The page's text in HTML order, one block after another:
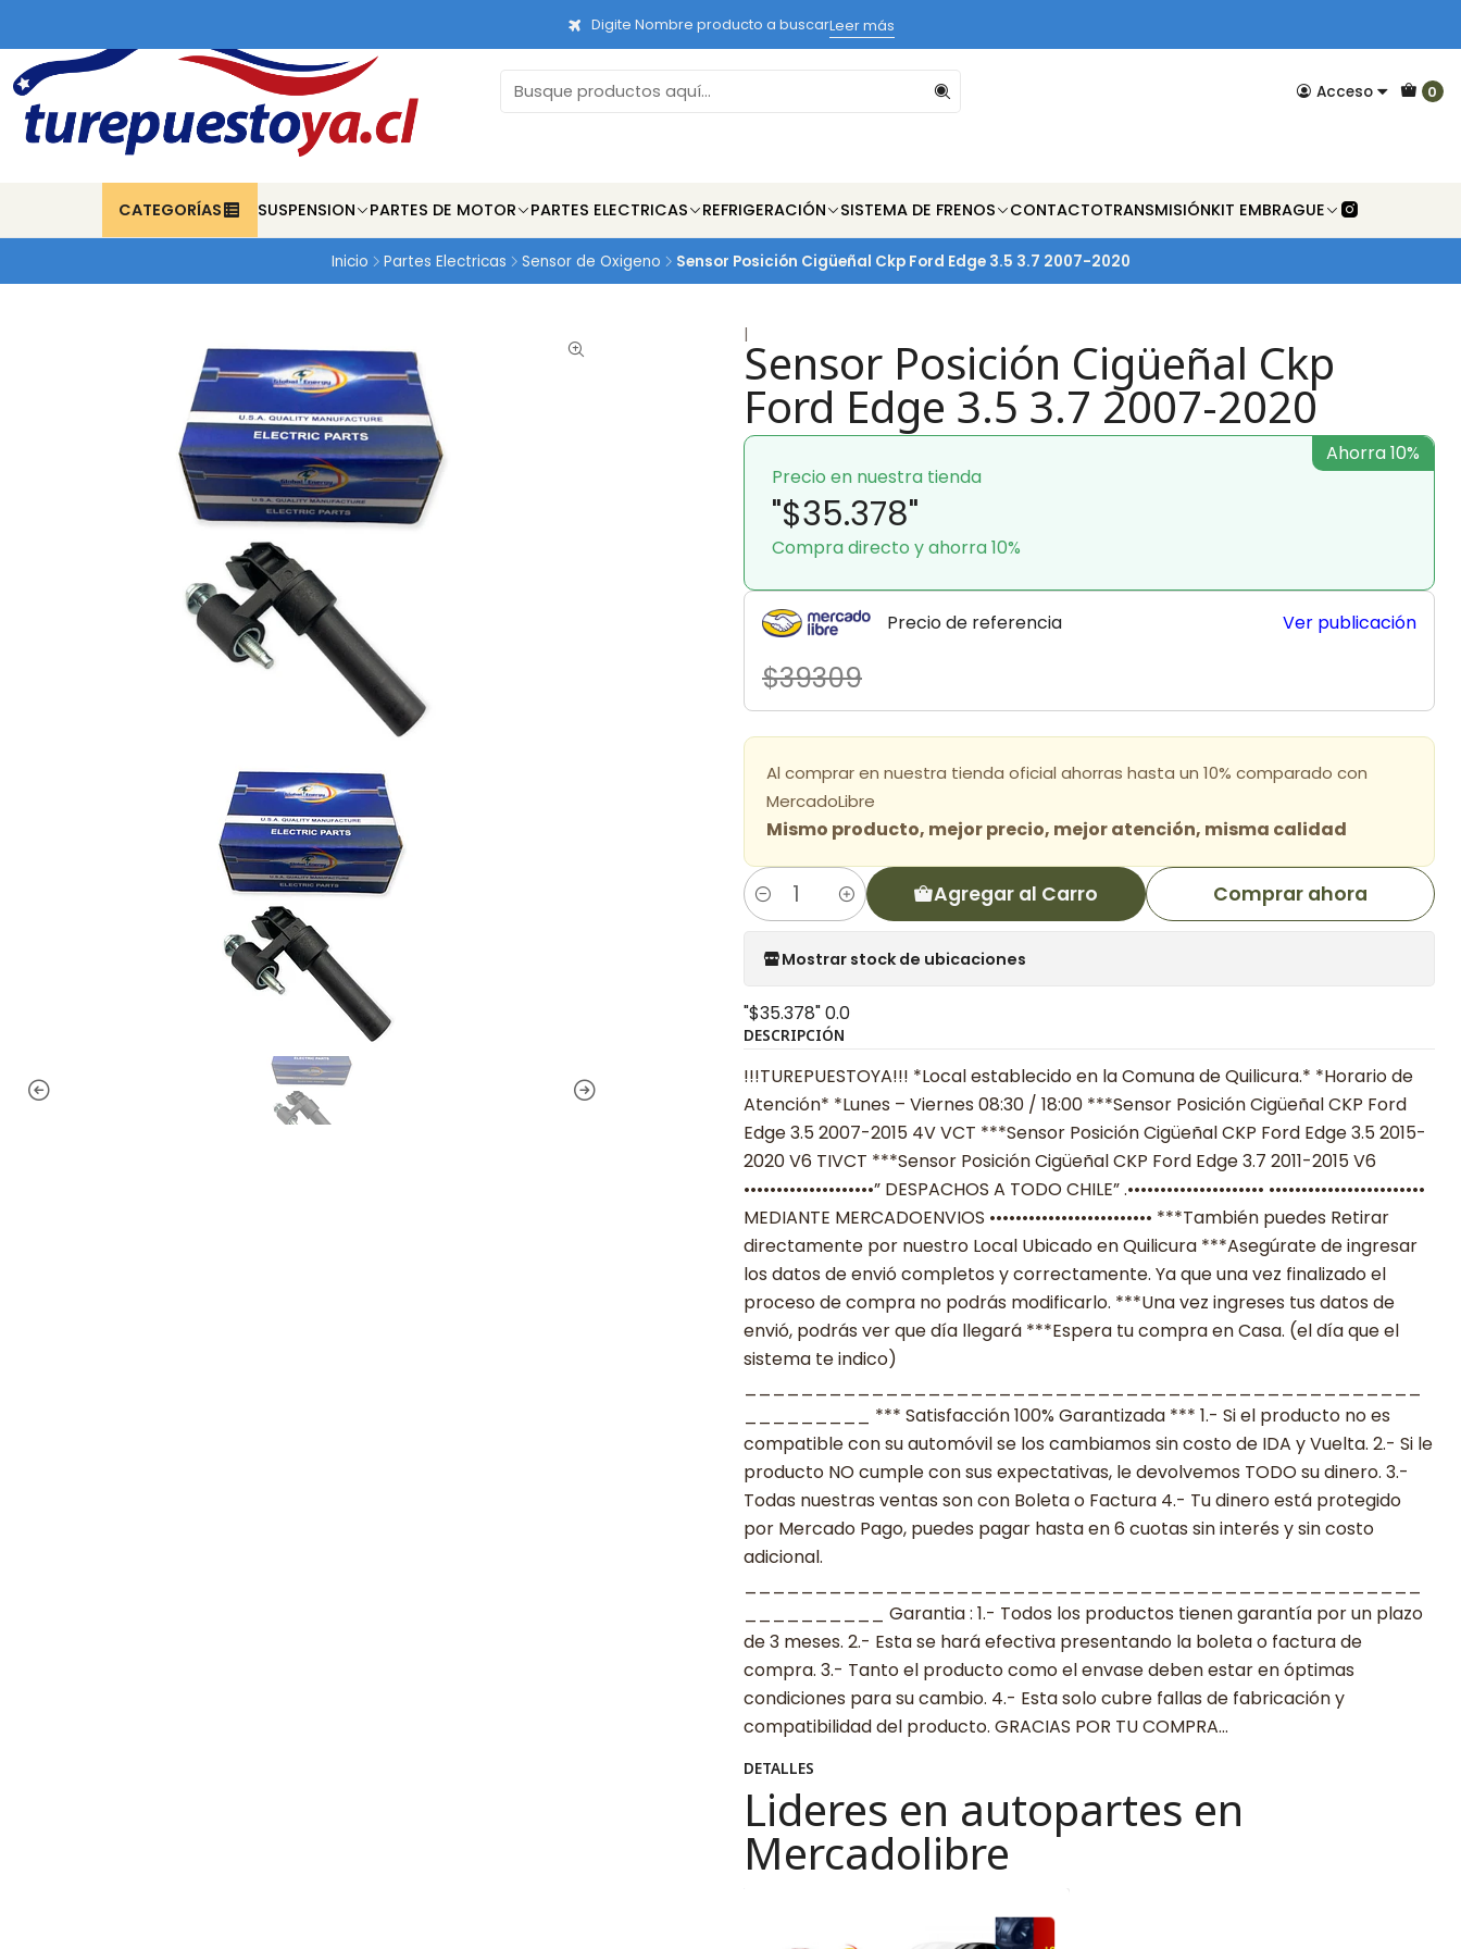
Acceso 0
CATEGORÍAS SUSPENSION PARTES DE MOTOR PARTES ELECTRICAS REFRIGERACIÓN SISTEMA DE FRENOS CONTACTOTRANSMISIÓNKIT EMBRAGUE
Digite Nombre producto a buscarLeer más
Inicio Partes Electricas Sensor de Oxigeno Sensor Posición Cigüeñal Ckp Ford Edge 3.5 3.7 2007-2020
|Sensor Posición Cigüeñal Ckp
Ford Edge 3.5 3.7 2007-2020
Precio en nuestra tienda
"$35.378"
Compra directo y ahorra 10%
Ahorra 10%
Precio de referencia
$39309
Ver publicación
Al comprar en nuestra tienda oficial ahorras hasta un 10% comparado con
MercadoLibre
Mismo producto, mejor precio, mejor atención, misma calidad
Cantidad Agregar al Carro Comprar ahora
Mostrar stock de ubicaciones
"$35.378"0.0
DESCRIPCIÓN
!!!TUREPUESTOYA!!! *Local establecido en la Comuna de Quilicura.* *Horario de
Atención* *Lunes – Viernes 08:30 / 18:00 ***Sensor Posición Cigüeñal CKP Ford
Edge 3.5 2007-2015 4V VCT ***Sensor Posición Cigüeñal CKP Ford Edge 3.5 2015-
2020 V6 TIVCT ***Sensor Posición Cigüeñal CKP Ford Edge 3.7 2011-2015 V6
••••••••••••••••••••” DESPACHOS A TODO CHILE” .••••••••••••••••••••• ••••••••••••••••••••••••
MEDIANTE MERCADOENVIOS ••••••••••••••••••••••••• ***También puedes Retirar
directamente por nuestro Local Ubicado en Quilicura ***Asegúrate de ingresar
los datos de envió completos y correctamente. Ya que una vez finalizado el
proceso de compra no podrás modificarlo. ***Una vez ingreses tus datos de
envió, podrás ver que día llegará ***Espera tu compra en Casa. (el día que el
sistema te indico)
_________ *** Satisfacción 100% Garantizada *** 1.- Si el producto no es
compatible con su automóvil se los cambiamos sin costo de IDA y Vuelta. 2.- Si le
producto NO cumple con sus expectativas, le devolvemos TODO su dinero. 3.-
Todas nuestras ventas son con Boleta o Factura 4.- Tu dinero está protegido
por Mercado Pago, puedes pagar hasta en 6 cuotas sin interés y sin costo
adicional.
__________ Garantia : 1.- Todos los productos tienen garantía por un plazo
de 3 meses. 2.- Esta se hará efectiva presentando la boleta o factura de
compra. 3.- Tanto el producto como el envase deben estar en óptimas
condiciones para su cambio. 4.- Esta solo cubre fallas de fabricación y
compatibilidad del producto. GRACIAS POR TU COMPRA…
DETALLES
Lideres en autopartes en
Mercadolibre